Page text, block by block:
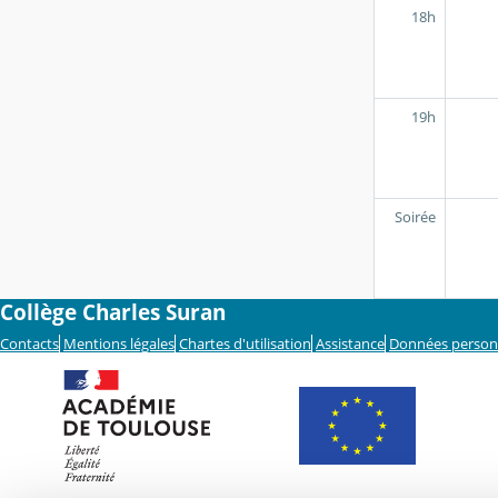
18h
19h
Soirée
Collège Charles Suran
Contacts Mentions légales Chartes d'utilisation Assistance Données